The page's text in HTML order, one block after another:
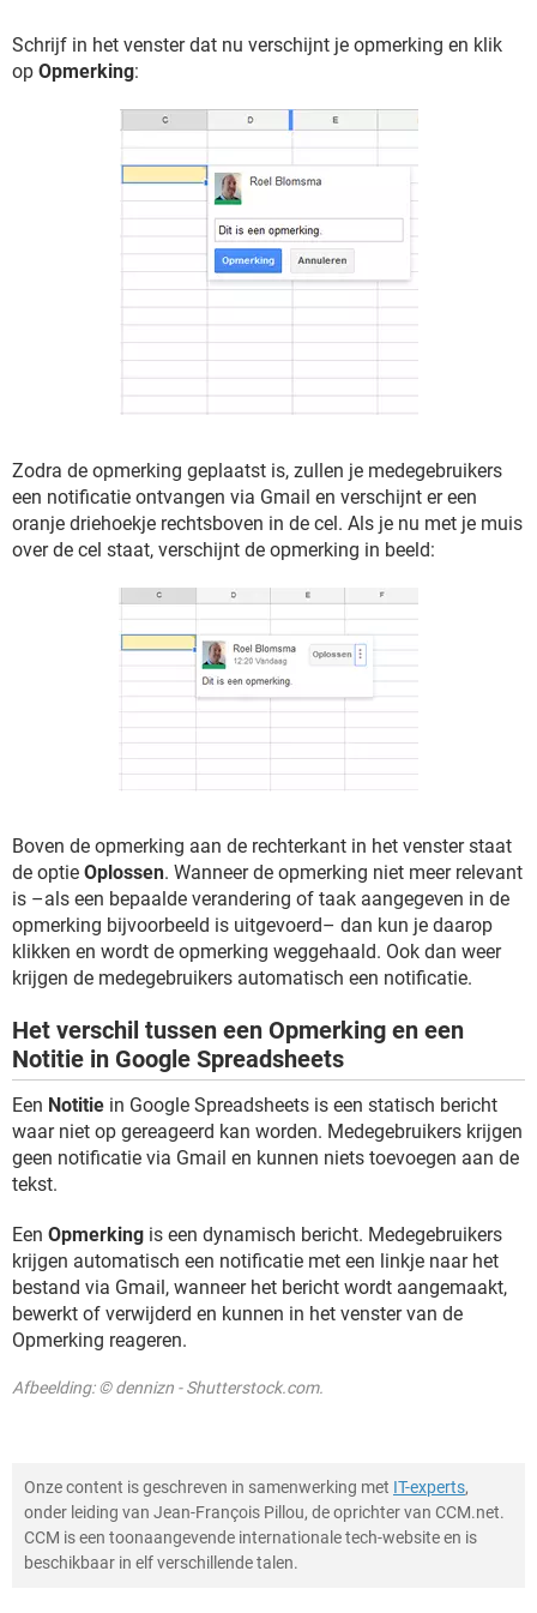
Schrijf in het venster dat nu verschijnt je opmerking en klik
op Opmerking:
Zodra de opmerking geplaatst is, zullen je medegebruikers
een notificatie ontvangen via Gmail en verschijnt er een
oranje driehoekje rechtsboven in de cel. Als je nu met je muis
over de cel staat, verschijnt de opmerking in beeld:
Boven de opmerking aan de rechterkant in het venster staat
de optie Oplossen. Wanneer de opmerking niet meer relevant
is –als een bepaalde verandering of taak aangegeven in de
opmerking bijvoorbeeld is uitgevoerd– dan kun je daarop
klikken en wordt de opmerking weggehaald. Ook dan weer
krijgen de medegebruikers automatisch een notificatie.
Het verschil tussen een Opmerking en een
Notitie in Google Spreadsheets
Een Notitie in Google Spreadsheets is een statisch bericht
waar niet op gereageerd kan worden. Medegebruikers krijgen
geen notificatie via Gmail en kunnen niets toevoegen aan de
tekst.
Een Opmerking is een dynamisch bericht. Medegebruikers
krijgen automatisch een notificatie met een linkje naar het
bestand via Gmail, wanneer het bericht wordt aangemaakt,
bewerkt of verwijderd en kunnen in het venster van de
Opmerking reageren.
Afbeelding: © dennizn - Shutterstock.com.
Onze content is geschreven in samenwerking met IT-experts,
onder leiding van Jean-François Pillou, de oprichter van CCM.net.
CCM is een toonaangevende internationale tech-website en is
beschikbaar in elf verschillende talen.